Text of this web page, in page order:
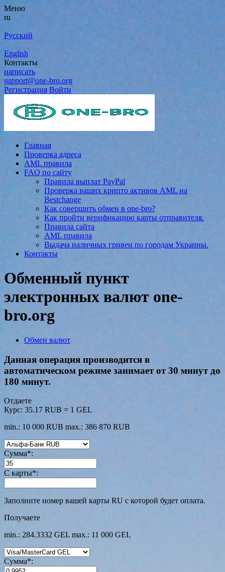
Меню
ru
Русский
English
Контакты
написать
support@one-bro.org
Регистрация Войти
Главная
Проверка адреса
AML правила
FAQ по сайту
Правила выплат PayPal
Проверка ваших крипто активов AML на
Bestchange
Как совершить обмен в one-bro?
Как пройти верификацию карты отправителя.
Правила сайта
AML правила
Выдача наличных гривен по городам Украины.
Контакты
Обменный пункт
электронных валют one-
bro.org
Обмен валют
Данная операция производится в
автоматическом режиме занимает от 30 минут до
180 минут.
Отдаете
Курс: 35.17 RUB = 1 GEL
min.: 10 000 RUB max.: 386 870 RUB
Сумма*:
С карты*:
Заполните номер вашей карты RU с которой будет оплата.
Получаете
min.: 284.3332 GEL max.: 11 000 GEL
Сумма*: